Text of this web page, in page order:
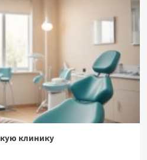
клинику